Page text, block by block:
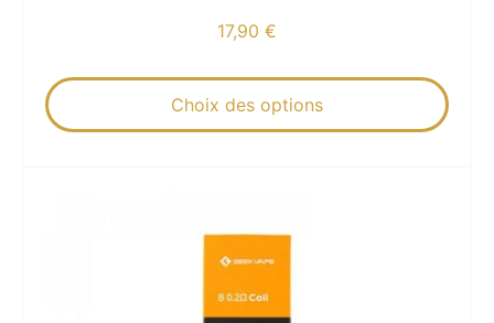
17,90 €
Choix des options